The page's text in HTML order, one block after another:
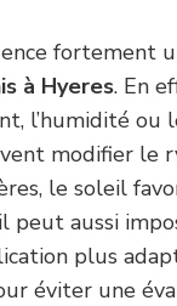
fortement
à Hyeres. En
l’humidité ou
modifier le
le soleil
peut aussi
plus
éviter une